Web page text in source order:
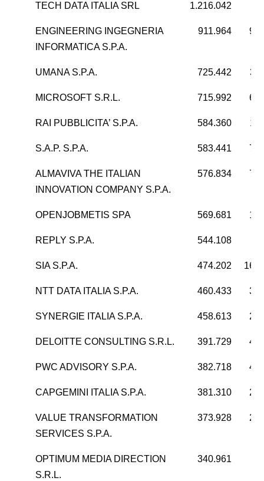
TECH DATA ITALIA SRL 1.216.042
ENGINEERING INGEGNERIA
INFORMATICA S.P.A.
911.964
UMANA S.P.A. 725.442
MICROSOFT S.R.L. 715.992
RAI PUBBLICITA’ S.P.A. 584.360
S.A.P. S.P.A. 583.441
ALMAVIVA THE ITALIAN
INNOVATION COMPANY S.P.A.
576.834
OPENJOBMETIS SPA 569.681
REPLY S.P.A. 544.108
SIA S.P.A. 474.202
NTT DATA ITALIA S.P.A. 460.433
SYNERGIE ITALIA S.P.A. 458.613
DELOITTE CONSULTING S.R.L. 391.729
PWC ADVISORY S.P.A. 382.718
CAPGEMINI ITALIA S.P.A. 381.310
VALUE TRANSFORMATION
SERVICES S.P.A.
373.928
OPTIMUM MEDIA DIRECTION
S.R.L.
340.961